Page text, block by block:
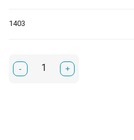
1403
+
-